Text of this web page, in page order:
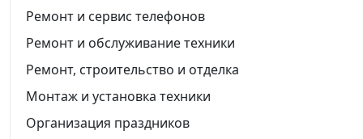
Ремонт и сервис телефонов
Ремонт и обслуживание техники
Ремонт, строительство и отделка
Монтаж и установка техники
Организация праздников